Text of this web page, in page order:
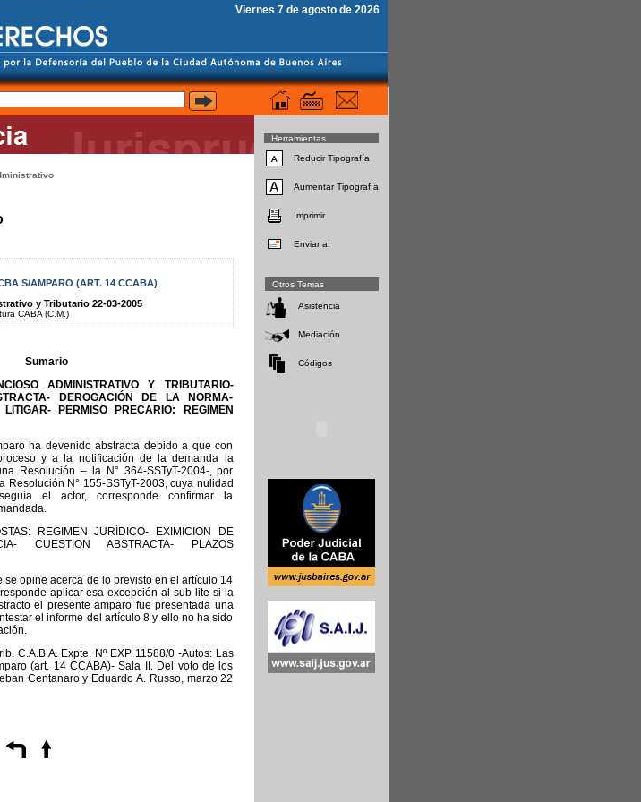
Viernes 7 de agosto de 2026
Herramientas
Reducir Tipografía
Aumentar Tipografía
Imprimir
Enviar a:
Otros Temas
Asistencia
Mediación
Códigos
S/AMPARO (ART. 14 CCABA)
y Tributario 22-03-2005
CABA (C.M.)
Sumario
ADMINISTRATIVO Y TRIBUTARIO-
DEROGACIÓN DE LA NORMA-
PERMISO PRECARIO: REGIMEN
devenido abstracta debido a que con
y a la notificación de la demanda la
Resolución – la N° 364-SSTyT-2004-, por
Resolución N° 155-SSTyT-2003, cuya nulidad
el actor, corresponde confirmar la
REGIMEN JURÍDICO- EXIMICION DE
CUESTION ABSTRACTA- PLAZOS
acerca de lo previsto en el artículo 14
aplicar esa excepción al sub lite si la
el presente amparo fue presentada una
el informe del artículo 8 y ello no ha sido
C.A.B.A. Expte. Nº EXP 11588/0 -Autos: Las
(art. 14 CCABA)- Sala II. Del voto de los
Centanaro y Eduardo A. Russo, marzo 22